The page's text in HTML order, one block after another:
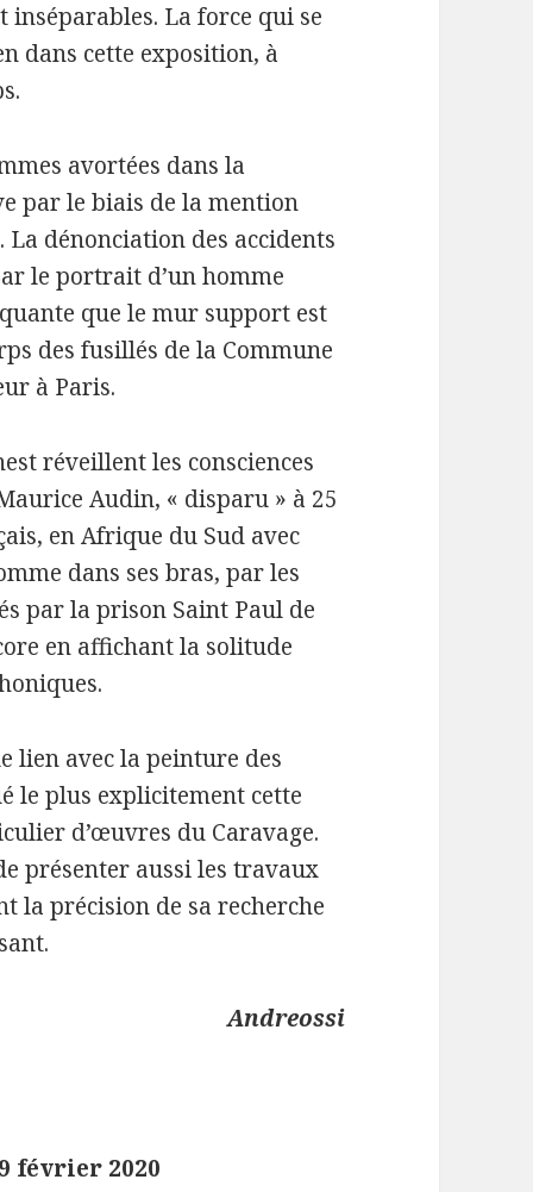
La force qui se
dans cette exposition, à
avortées dans la
par le biais de la mention
La dénonciation des accidents
le portrait d’un homme
que le mur support est
des fusillés de la Commune
à Paris.
réveillent les consciences
Audin, « disparu » à 25
en Afrique du Sud avec
dans ses bras, par les
par la prison Saint Paul de
en affichant la solitude
lien avec la peinture des
le plus explicitement cette
d’œuvres du Caravage.
présenter aussi les travaux
la précision de sa recherche
Andreossi
février 2020